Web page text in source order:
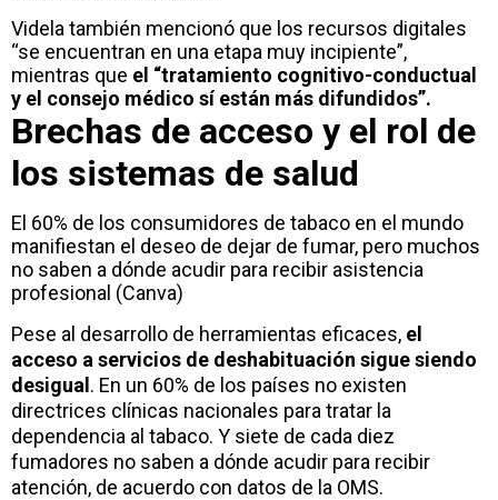
Videla también mencionó que los recursos digitales
“se encuentran en una etapa muy incipiente”,
mientras que el “tratamiento cognitivo-conductual
y el consejo médico sí están más difundidos”.
Brechas de acceso y el rol de
los sistemas de salud
El 60% de los consumidores de tabaco en el mundo
manifiestan el deseo de dejar de fumar, pero muchos
no saben a dónde acudir para recibir asistencia
profesional (Canva)
Pese al desarrollo de herramientas eficaces, el
acceso a servicios de deshabituación sigue siendo
desigual. En un 60% de los países no existen
directrices clínicas nacionales para tratar la
dependencia al tabaco. Y siete de cada diez
fumadores no saben a dónde acudir para recibir
atención, de acuerdo con datos de la OMS.